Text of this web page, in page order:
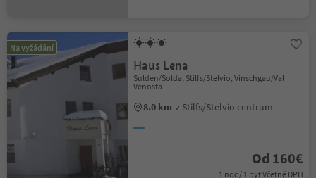
Na vyžádání
Haus Lena
Sulden/Solda, Stilfs/Stelvio, Vinschgau/Val
Venosta
8.0 km z Stilfs/Stelvio centrum
Od 160€
1 noc / 1 byt Včetně DPH